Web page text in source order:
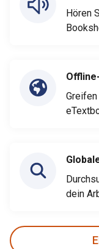
Hören
dein